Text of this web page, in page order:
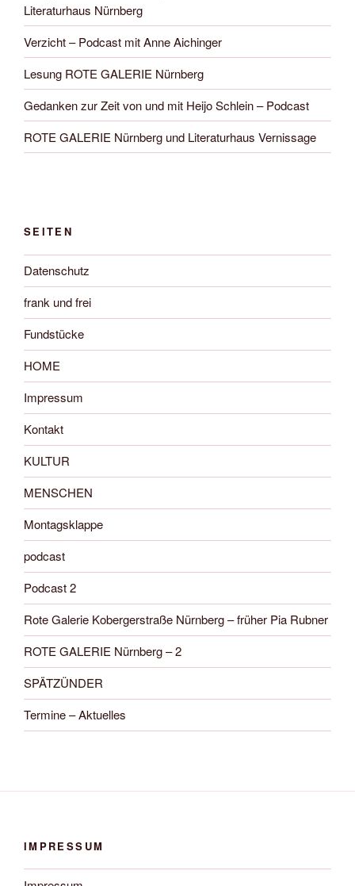
Literaturhaus Nürnberg
Verzicht – Podcast mit Anne Aichinger
Lesung ROTE GALERIE Nürnberg
Gedanken zur Zeit von und mit Heijo Schlein – Podcast
ROTE GALERIE Nürnberg und Literaturhaus Vernissage
SEITEN
Datenschutz
frank und frei
Fundstücke
HOME
Impressum
Kontakt
KULTUR
MENSCHEN
Montagsklappe
podcast
Podcast 2
Rote Galerie Kobergerstraße Nürnberg – früher Pia Rubner
ROTE GALERIE Nürnberg – 2
SPÄTZÜNDER
Termine – Aktuelles
IMPRESSUM